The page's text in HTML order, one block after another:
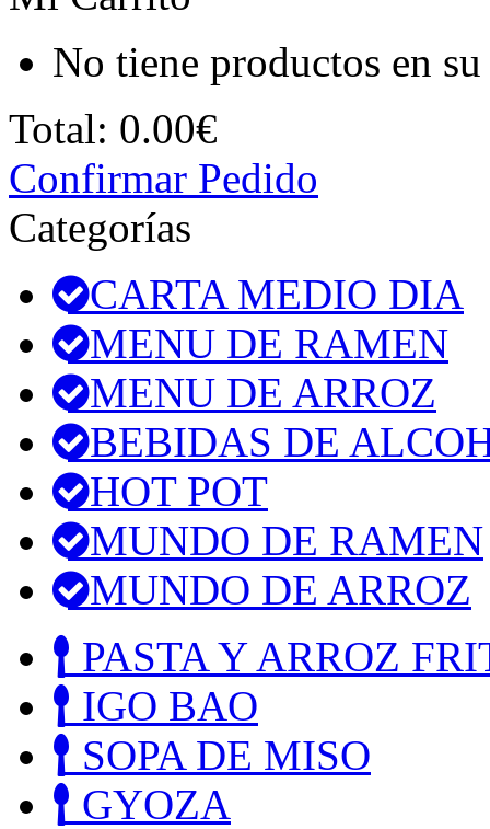
No tiene productos en
Total: 0.00€
Confirmar Pedido
Categorías
CARTA MEDIO DIA
MENU DE RAMEN
MENU DE ARROZ
BEBIDAS DE
HOT POT
MUNDO DE RAMEN
MUNDO DE ARROZ
PASTA Y ARROZ
IGO BAO
SOPA DE MISO
GYOZA